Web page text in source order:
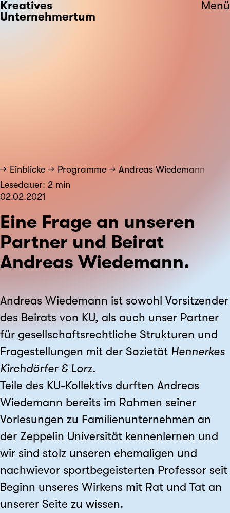
Kreatives
Unternehmertum
Menü
Einblicke Programme
Andreas Wiedemann
Lesedauer: 2 min
02.02.2021
Eine Frage an unseren
Partner und Beirat
Andreas Wiedemann.
Andreas Wiedemann ist sowohl Vorsitzender
des Beirats von KU, als auch unser Partner
für gesellschaftsrechtliche Strukturen und
Fragestellungen mit der Sozietät Hennerkes
Kirchdörfer & Lorz.
Teile des KU-Kollektivs durften Andreas
Wiedemann bereits im Rahmen seiner
Vorlesungen zu Familienunternehmen an
der Zeppelin Universität kennenlernen und
wir sind stolz unseren ehemaligen und
nachwievor sportbegeisterten Professor seit
Beginn unseres Wirkens mit Rat und Tat an
unserer Seite zu wissen.